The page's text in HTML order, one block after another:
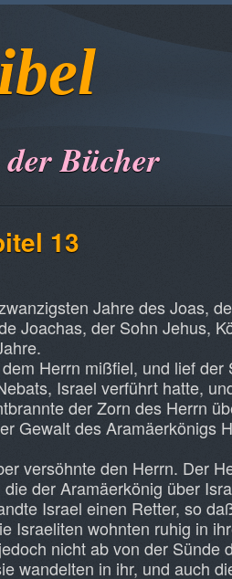
Bücher
13
Jahre des Joas,
Joachas, der Sohn Jehus,
Herrn mißfiel, und lief der
Israel verführt hatte,
der Zorn des Herrn
Gewalt des Aramäerkönigs
versöhnte den Herrn. Der
der Aramäerkönig über
Israel einen Retter, so
Israeliten wohnten ruhig in
nicht ab von der Sünde
wandelten in ihr, und auch